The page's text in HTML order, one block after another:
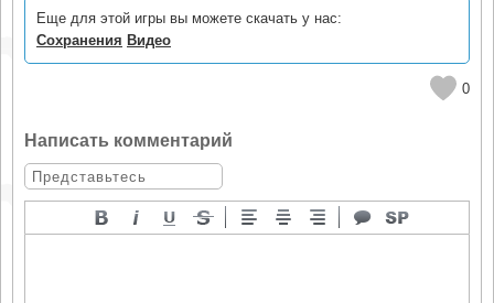
Еще для этой игры вы можете скачать у нас:
Сохранения Видео
0
Написать комментарий